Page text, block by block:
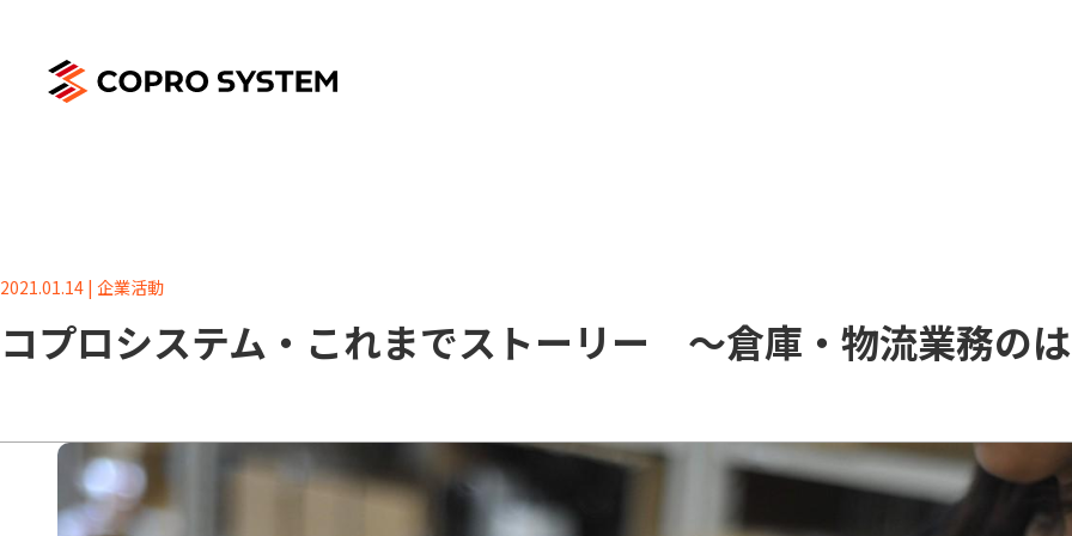
2021.01.14 | 企業活動
コプロシステム・これまでストーリー ～倉庫・物流業務の